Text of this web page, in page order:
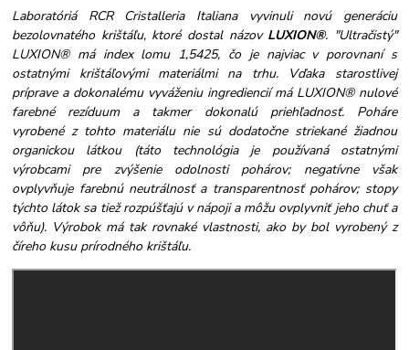
Laboratóriá RCR Cristalleria Italiana vyvinuli novú generáciu
bezolovnatého krištáľu, ktoré dostal názov LUXION®. "Ultračistý"
LUXION® má index lomu 1,5425, čo je najviac v porovnaní s
ostatnými krištáľovými materiálmi na trhu. Vďaka starostlivej
príprave a dokonalému vyváženiu ingrediencií má LUXION® nulové
farebné rezíduum a takmer dokonalú priehľadnosť. Poháre
vyrobené z tohto materiálu nie sú dodatočne striekané žiadnou
organickou látkou (táto technológia je používaná ostatnými
výrobcami pre zvýšenie odolnosti pohárov; negatívne však
ovplyvňuje farebnú neutrálnosť a transparentnosť pohárov; stopy
týchto látok sa tiež rozpúšťajú v nápoji a môžu ovplyvniť jeho chuť a
vôňu). Výrobok má tak rovnaké vlastnosti, ako by bol vyrobený z
číreho kusu prírodného krištáľu.